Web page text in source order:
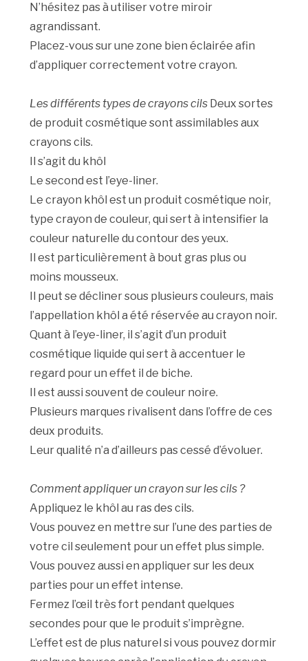
N’hésitez pas à utiliser votre miroir
agrandissant.
Placez-vous sur une zone bien éclairée afin
d’appliquer correctement votre crayon.
Les différents types de crayons cils Deux sortes
de produit cosmétique sont assimilables aux
crayons cils.
Il s’agit du khôl
Le second est l’eye-liner.
Le crayon khôl est un produit cosmétique noir,
type crayon de couleur, qui sert à intensifier la
couleur naturelle du contour des yeux.
Il est particulièrement à bout gras plus ou
moins mousseux.
Il peut se décliner sous plusieurs couleurs, mais
l’appellation khôl a été réservée au crayon noir.
Quant à l’eye-liner, il s’agit d’un produit
cosmétique liquide qui sert à accentuer le
regard pour un effet il de biche.
Il est aussi souvent de couleur noire.
Plusieurs marques rivalisent dans l’offre de ces
deux produits.
Leur qualité n’a d’ailleurs pas cessé d’évoluer.
Comment appliquer un crayon sur les cils ?
Appliquez le khôl au ras des cils.
Vous pouvez en mettre sur l’une des parties de
votre cil seulement pour un effet plus simple.
Vous pouvez aussi en appliquer sur les deux
parties pour un effet intense.
Fermez l’œil très fort pendant quelques
secondes pour que le produit s’imprègne.
L’effet est de plus naturel si vous pouvez dormir